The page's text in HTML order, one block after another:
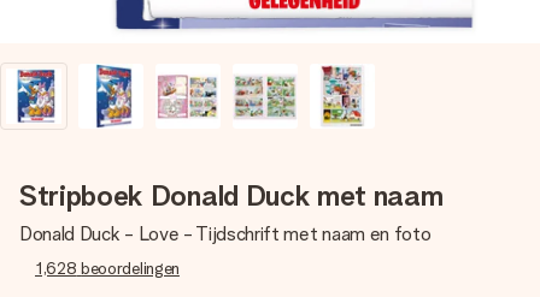
Stripboek Donald Duck met naam
Donald Duck - Love - Tijdschrift met naam en foto
1,628 beoordelingen